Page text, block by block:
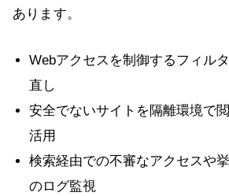
あります。
Webアクセスを制御するフィル
直し
安全でないサイトを隔離環境で
活用
検索経由での不審なアクセスや
のログ監視